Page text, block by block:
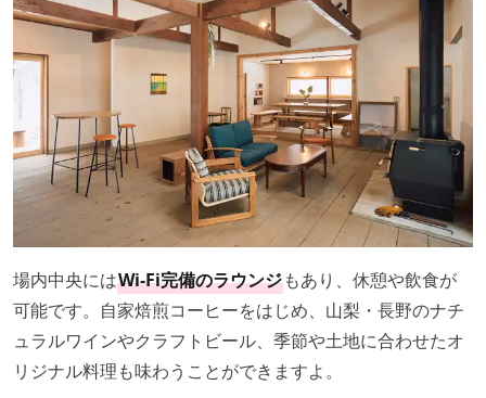
場内中央にはWi-Fi完備のラウンジもあり、休憩や飲食が
可能です。自家焙煎コーヒーをはじめ、山梨・長野のナチ
ュラルワインやクラフトビール、季節や土地に合わせたオ
リジナル料理も味わうことができますよ。